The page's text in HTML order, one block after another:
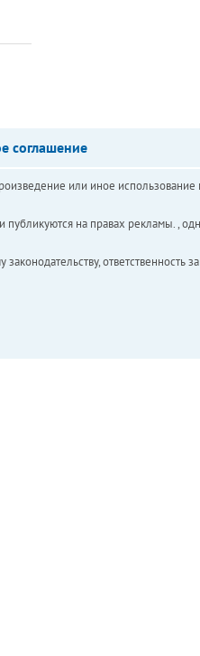
соглашение
или иное
на правах рекламы. ,
ответственность